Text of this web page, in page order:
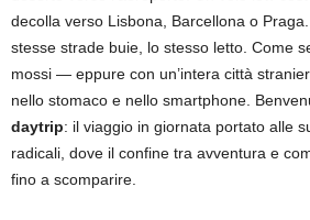
decolla verso Lisbona, Barcellona o
stesse strade buie, lo stesso letto. Come
mossi — eppure con un’intera città
nello stomaco e nello smartphone.
daytrip: il viaggio in giornata portato alle
radicali, dove il confine tra avventura e
fino a scomparire.